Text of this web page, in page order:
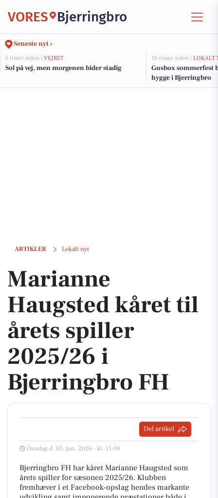
VORES Bjerringbro
Seneste nyt ›
5 timer siden | VEJRET
Sol på vej, men morgenen bider stadig
16 timer siden | LOKALT
Gusbox sommerfest
hygge i Bjerringbro
ARTIKLER Lokalt nyt
Marianne Haugsted kåret til årets spiller 2025/26 i Bjerringbro FH
Marianne
Haugsted kåret til
årets spiller
2025/26 i
Bjerringbro FH
Del artikel
Onsdag d. 03. jun. 2026 - kl. 11:00
Bjerringbro FH har kåret Marianne Haugsted som
årets spiller for sæsonen 2025/26. Klubben
fremhæver i et Facebook-opslag hendes markante